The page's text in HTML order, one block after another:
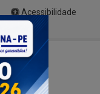
Acessibilidade